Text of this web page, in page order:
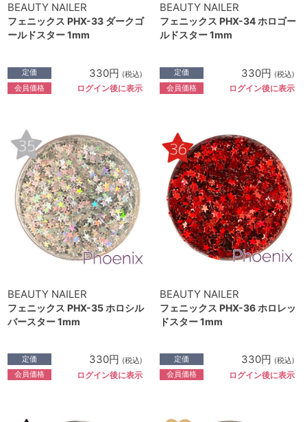
BEAUTY NAILER
フェニックス PHX-33 ダークゴ
ールドスター 1mm
定価 330円 (税込)
会員価格 ログイン後に表示
BEAUTY NAILER
フェニックス PHX-34 ホロゴー
ルドスター 1mm
定価 330円 (税込)
会員価格 ログイン後に表示
BEAUTY NAILER
フェニックス PHX-35 ホロシル
バースター 1mm
定価 330円 (税込)
会員価格 ログイン後に表示
BEAUTY NAILER
フェニックス PHX-36 ホロレッ
ドスター 1mm
定価 330円 (税込)
会員価格 ログイン後に表示